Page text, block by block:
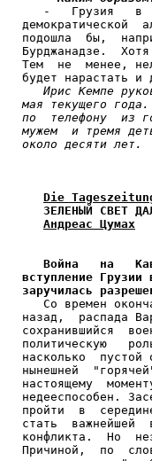
-   Грузия   в
демократической
подошла  бы,
Бурджанадзе.
Тем  не  менее,
будет нарастать и
Ирис Кемпе
мая текущего
по  телефону  из
мужем  и тремя
около десяти лет.
Die
ЗЕЛЕНЫЙ СВЕТ
Андреас Цумах
Война   на
вступление
заручилась
Со времен
назад,  распада
сохранившийся
политическую
насколько
нынешней
настоящему
недееспособен.
пройти  в
стать  важнейшей
конфликта.  Но
Причиной,  по